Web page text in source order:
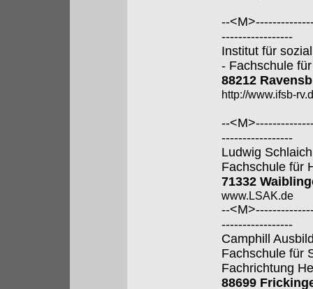
--
-----------------
Institut für
- Fachschule
88212
http://www.ifsb-
--
-----------------
Ludwig
Fachschule für
71332
www.LSAK.de
--
-----------------
Camphill
Fachschule für
Fachrichtung
88699